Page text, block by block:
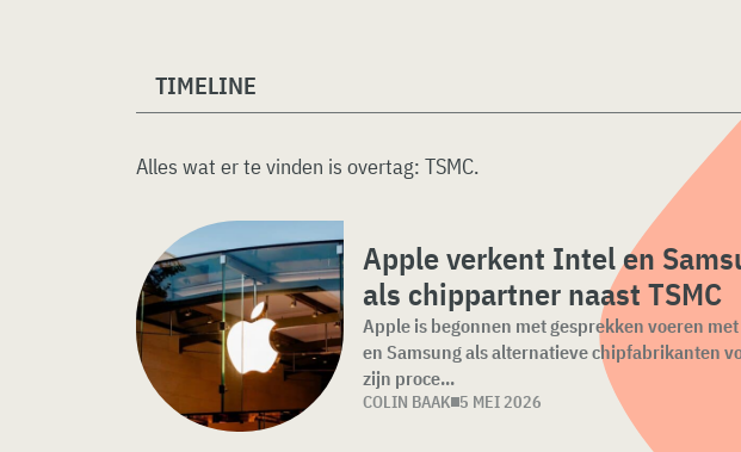
TIMELINE
Alles wat er te vinden is overtag: TSMC.
Apple verkent Intel en
als chippartner naast TSMC
Apple is begonnen met gesprekken voeren
en Samsung als alternatieve chipfabrikanten
zijn proce...
COLIN BAAK 5 MEI 2026